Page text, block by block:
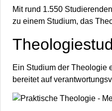
Mit rund 1.550
zu einem Studium, das
Ein Studium der Theologie
bereitet auf